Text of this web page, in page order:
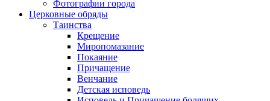
Фотографии города
Церковные обряды
Таинства
Крещение
Миропомазание
Покаяние
Причащение
Венчание
Детская исповедь